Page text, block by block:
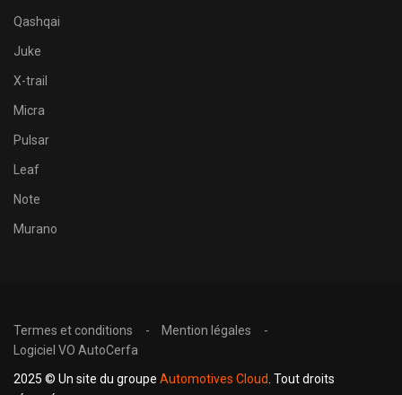
Qashqai
Juke
X-trail
Micra
Pulsar
Leaf
Note
Murano
Termes et conditions
Mention légales
Logiciel VO AutoCerfa
2025 © Un site du groupe Automotives Cloud. Tout droits